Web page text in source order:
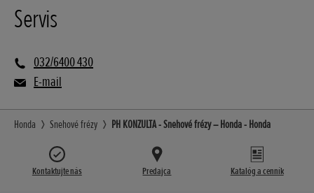
Servis
032/6400 430
E-mail
Honda Snehové frézy PH KONZULTA - Snehové frézy – Honda - Honda
Kontaktujte nás Predajca Katalóg a cenník